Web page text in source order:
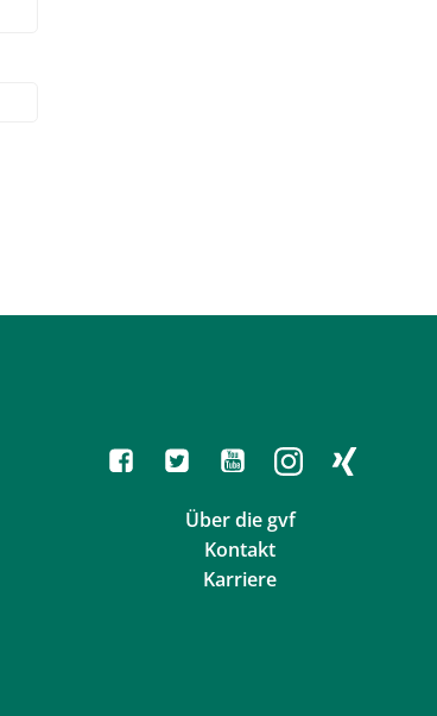
Über die gvf
Kontakt
Karriere